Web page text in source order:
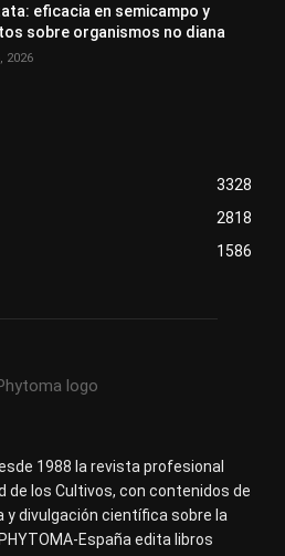
eficacia en semicampo y
sobre organismos no diana
2026
3328
2818
1586
1988 la revista profesional
de los Cultivos, con contenidos de
divulgación científica sobre la
España edita libros